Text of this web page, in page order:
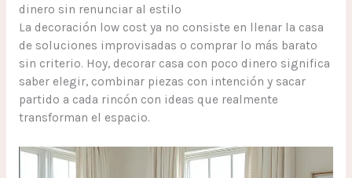
dinero sin renunciar al estilo
La decoración low cost ya no consiste en llenar la casa
de soluciones improvisadas o comprar lo más barato
sin criterio. Hoy, decorar casa con poco dinero significa
saber elegir, combinar piezas con intención y sacar
partido a cada rincón con ideas que realmente
transforman el espacio.